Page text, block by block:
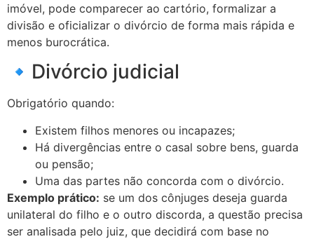
imóvel, pode comparecer ao cartório, formalizar a
divisão e oficializar o divórcio de forma mais rápida e
menos burocrática.
🔹Divórcio judicial
Obrigatório quando:
Existem filhos menores ou incapazes;
Há divergências entre o casal sobre bens, guarda
ou pensão;
Uma das partes não concorda com o divórcio.
Exemplo prático: se um dos cônjuges deseja guarda
unilateral do filho e o outro discorda, a questão precisa
ser analisada pelo juiz, que decidirá com base no